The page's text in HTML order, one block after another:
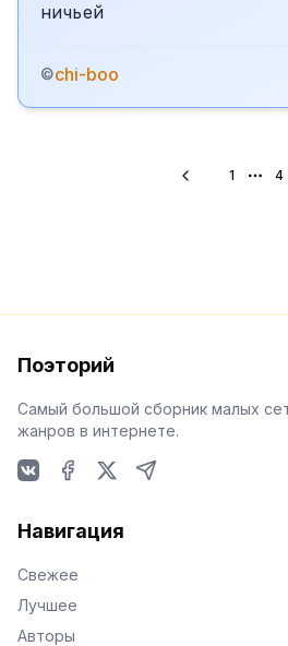
ничьей
©chi-boo
1 More
4
Поэторий
Самый большой сборник малых
жанров в интернете.
Навигация
Свежее
Лучшее
Авторы